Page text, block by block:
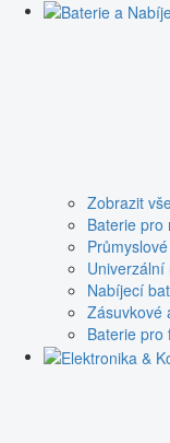
Zobrazit
Baterie pro
Nabíjecí
Zásuvkové
Baterie pro